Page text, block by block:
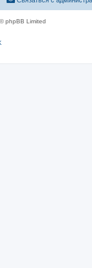
phpBB Limited